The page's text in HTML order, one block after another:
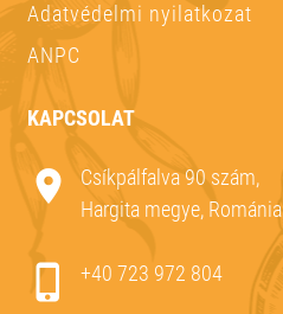
Adatvédelmi nyilatkozat
ANPC
KAPCSOLAT
Csíkpálfalva 90 szám,
Hargita megye, Románia
+40 723 972 804